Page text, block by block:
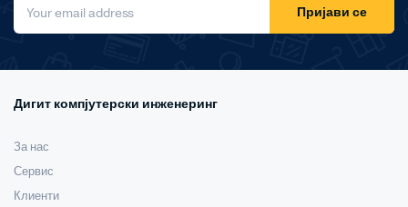
Пријави се
Дигит компјутерски инженеринг
За нас
Сервис
Клиенти